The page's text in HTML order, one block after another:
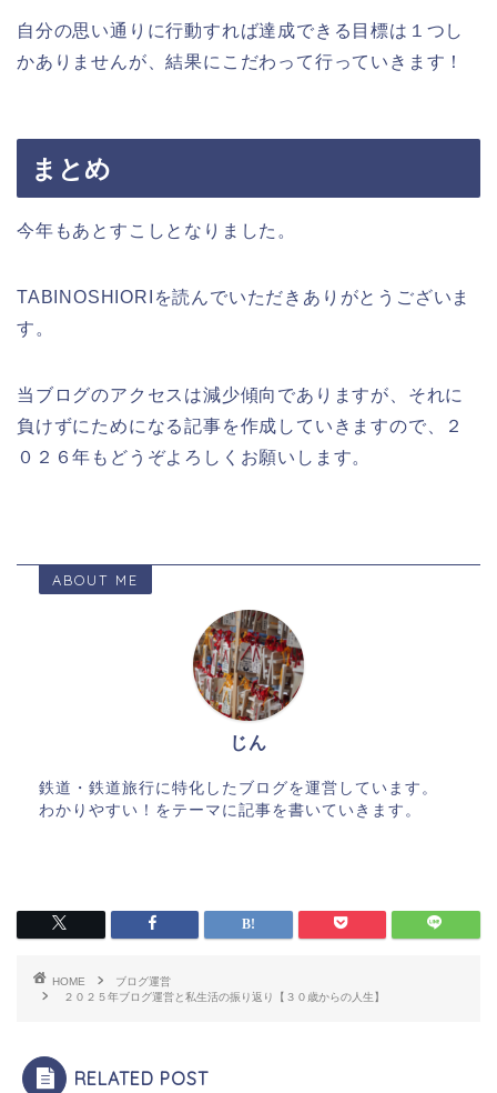
自分の思い通りに行動すれば達成できる目標は１つし
かありませんが、結果にこだわって行っていきます！
まとめ
今年もあとすこしとなりました。
TABINOSHIORIを読んでいただきありがとうございま
す。
当ブログのアクセスは減少傾向でありますが、それに
負けずにためになる記事を作成していきますので、２
０２６年もどうぞよろしくお願いします。
ABOUT ME
じん
鉄道・鉄道旅行に特化したブログを運営しています。
わかりやすい！をテーマに記事を書いていきます。
HOME
ブログ運営
２０２５年ブログ運営と私生活の振り返り【３０歳からの人生】
RELATED POST